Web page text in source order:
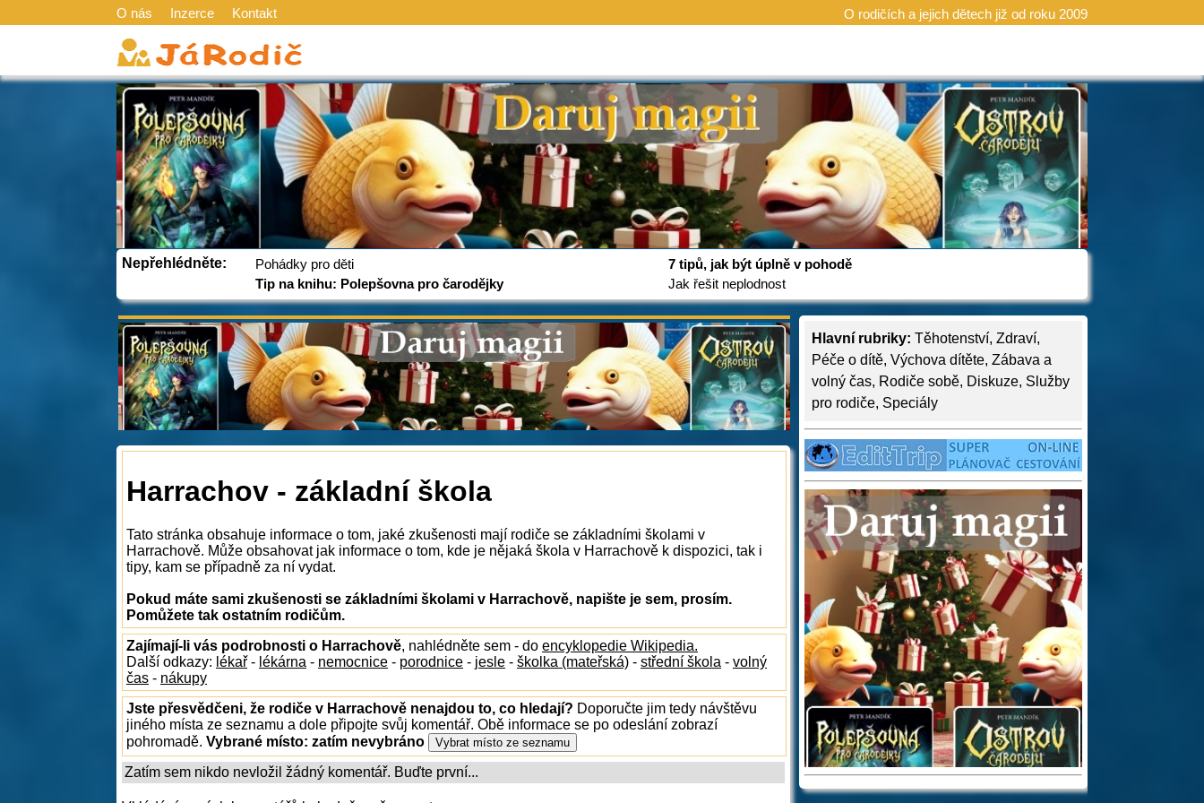
O nás Inzerce Kontakt O rodičích a jejich dětech již od roku 2009
Nepřehlédněte:
Pohádky pro děti
Tip na knihu: Polepšovna pro čarodějky
7 tipů, jak být úplně v pohodě
Jak řešit neplodnost
Hlavní rubriky: Těhotenství, Zdraví,
Péče o dítě, Výchova dítěte, Zábava a
volný čas, Rodiče sobě, Diskuze, Služby
pro rodiče, Speciály
Harrachov - základní škola
Tato stránka obsahuje informace o tom, jaké zkušenosti mají rodiče se základními školami v
Harrachově. Může obsahovat jak informace o tom, kde je nějaká škola v Harrachově k dispozici, tak i
tipy, kam se případně za ní vydat.
Pokud máte sami zkušenosti se základními školami v Harrachově, napište je sem, prosím.
Pomůžete tak ostatním rodičům.
Zajímají-li vás podrobnosti o Harrachově, nahlédněte sem - do encyklopedie Wikipedia.
Další odkazy: lékař - lékárna - nemocnice - porodnice - jesle - školka (mateřská) - střední škola - volný
čas - nákupy
Jste přesvědčeni, že rodiče v Harrachově nenajdou to, co hledají? Doporučte jim tedy návštěvu
jiného místa ze seznamu a dole připojte svůj komentář. Obě informace se po odeslání zobrazí
pohromadě. Vybrané místo: zatím nevybráno
Zatím sem nikdo nevložil žádný komentář. Buďte první...